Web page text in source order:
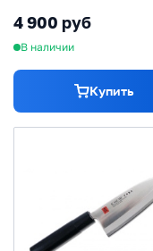
древесина
4 900 руб
В наличии
Купить